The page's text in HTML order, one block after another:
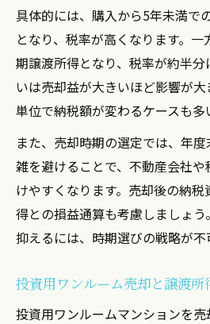
具体的には、購入から5年未満で
となり、税率が高くなります。
期譲渡所得となり、税率が約半
いは売却益が大きいほど影響が
単位で納税額が変わるケースも多
また、売却時期の選定では、年
雑を避けることで、不動産会社
けやすくなります。売却後の納
得との損益通算も考慮しましょ
抑えるには、時期選びの戦略が不
投資用ワンルーム売却と譲渡所
投資用ワンルームマンションを